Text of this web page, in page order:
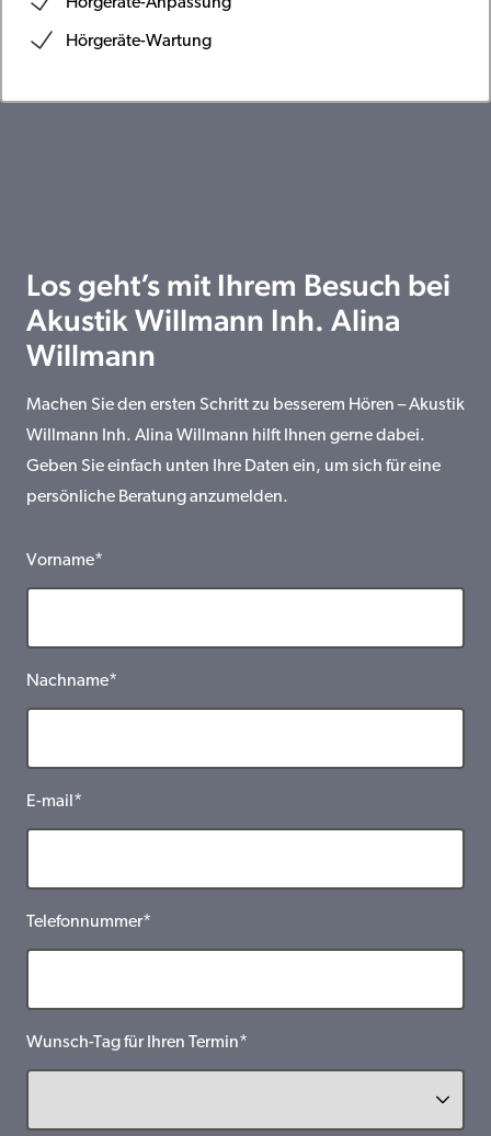
Hörgeräte-Wartung
Los geht’s mit Ihrem Besuch bei
Akustik Willmann Inh. Alina
Willmann
Machen Sie den ersten Schritt zu besserem Hören – Akustik
Willmann Inh. Alina Willmann hilft Ihnen gerne dabei.
Geben Sie einfach unten Ihre Daten ein, um sich für eine
persönliche Beratung anzumelden.
Vorname*
Nachname*
E-mail*
Telefonnummer*
Wunsch-Tag für Ihren Termin*